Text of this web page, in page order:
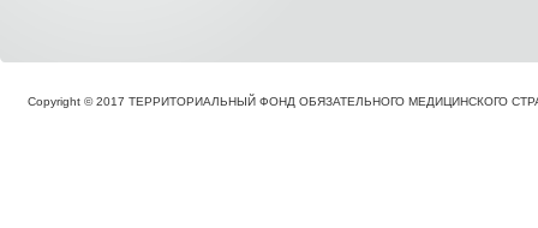
Copyright © 2017 ТЕРРИТОРИАЛЬНЫЙ ФОНД ОБЯЗАТЕЛЬНОГО МЕДИЦИНСКОГО